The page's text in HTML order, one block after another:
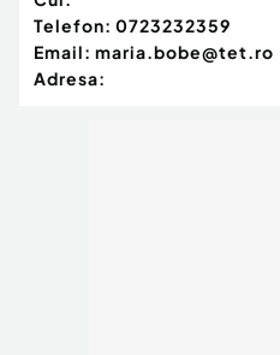
Telefon: 0723232359
Email: maria.bobe@tet.ro
Adresa: